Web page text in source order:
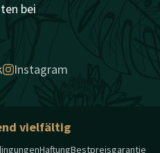
bei
Instagram
vielfältig
HaftungBestpreisgarantie